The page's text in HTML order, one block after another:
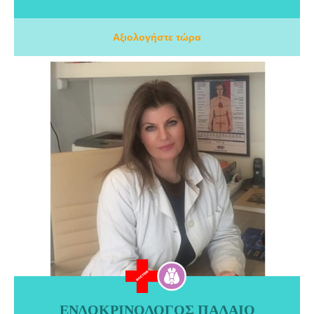
Αξιολογήστε τώρα
ΕΝΔΟΚΡΙΝΟΛΟΓΟΣ ΠΑΛΑΙΟ